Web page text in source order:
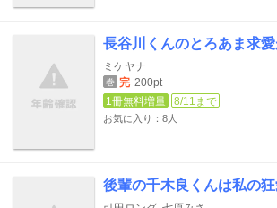
長谷川くんのとろあま求
ミケヤナ
巻 完 200pt
1冊無料増量
8/11まで
お気に入り：8人
後輩の千木良くんは私の